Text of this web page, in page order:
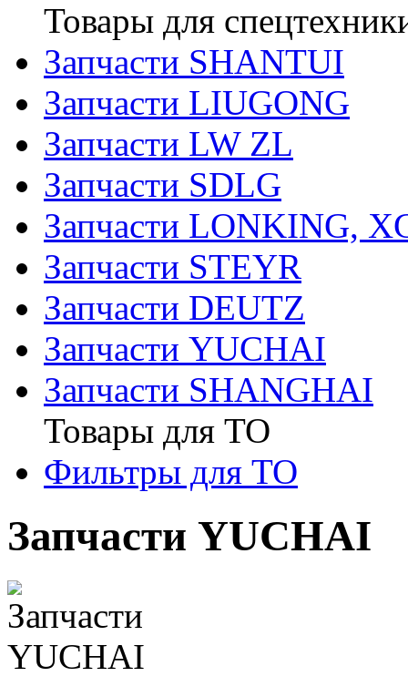
Товары для
Запчасти SHANTUI
Запчасти LIUGONG
Запчасти LW ZL
Запчасти SDLG
Запчасти LONKING,
Запчасти STEYR
Запчасти DEUTZ
Запчасти YUCHAI
Запчасти SHANGHAI
Товары для ТО
Фильтры для ТО
Запчасти YUCHAI